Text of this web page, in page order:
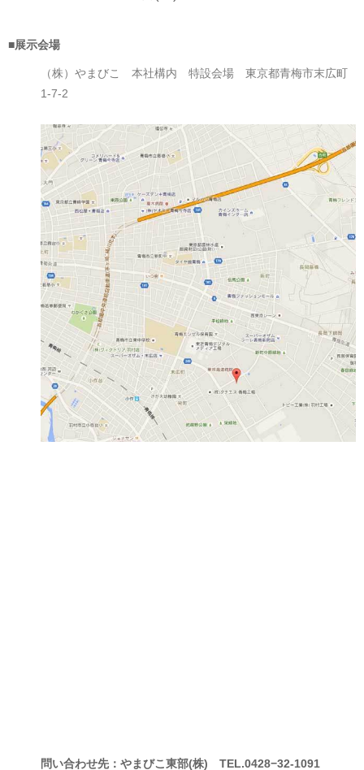
■展示会場
（株）やまびこ 本社構内 特設会場 東京都青梅市末広町
1-7-2
問い合わせ先：やまびこ東部(株) TEL.0428−32-1091